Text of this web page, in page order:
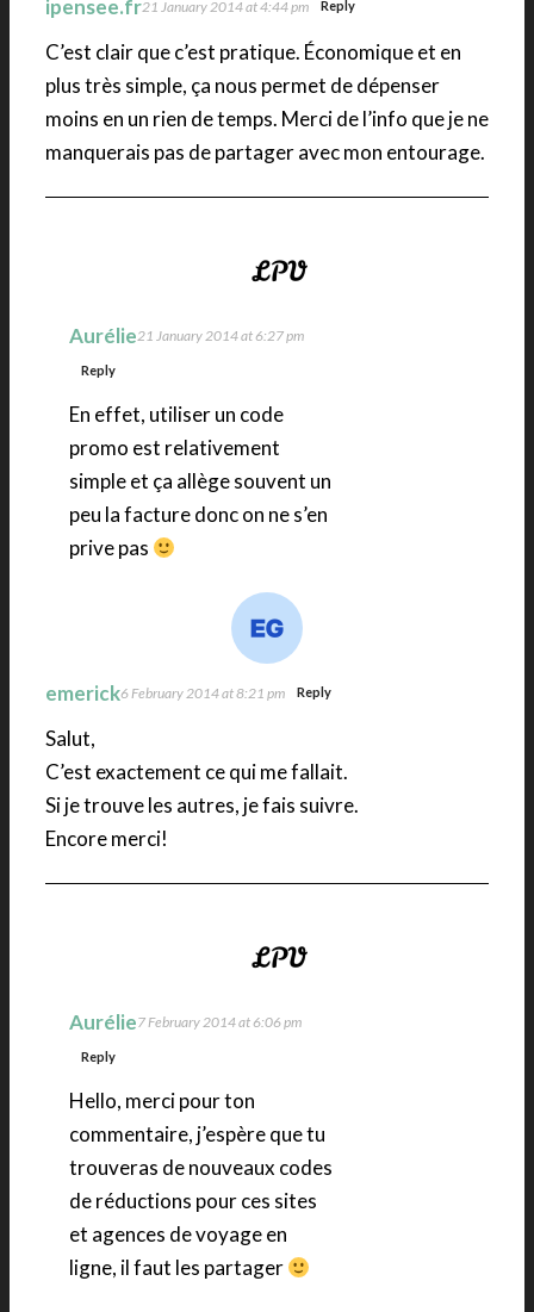
ipensee.fr21 January 2014 at 4:44 pm Reply
C’est clair que c’est pratique. Économique et en
plus très simple, ça nous permet de dépenser
moins en un rien de temps. Merci de l’info que je ne
manquerais pas de partager avec mon entourage.
Aurélie21 January 2014 at 6:27 pm
Reply
En effet, utiliser un code
promo est relativement
simple et ça allège souvent un
peu la facture donc on ne s’en
prive pas
emerick6 February 2014 at 8:21 pm Reply
Salut,
C’est exactement ce qui me fallait.
Si je trouve les autres, je fais suivre.
Encore merci!
Aurélie7 February 2014 at 6:06 pm
Reply
Hello, merci pour ton
commentaire, j’espère que tu
trouveras de nouveaux codes
de réductions pour ces sites
et agences de voyage en
ligne, il faut les partager